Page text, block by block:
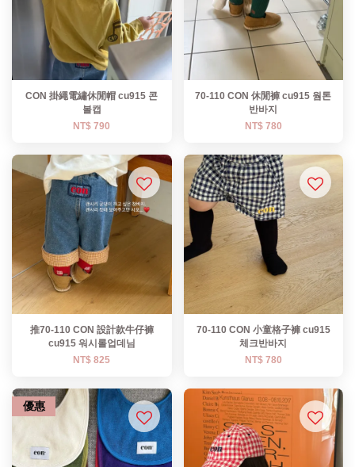
CON 掛繩電繡休閒帽 cu915 콘
볼캡
NT$ 790
70-110 CON 休閒褲 cu915 웜톤
반바지
NT$ 780
推70-110 CON 設計款牛仔褲
cu915 워시롤업데님
NT$ 825
70-110 CON 小童格子褲 cu915
체크반바지
NT$ 780
優惠